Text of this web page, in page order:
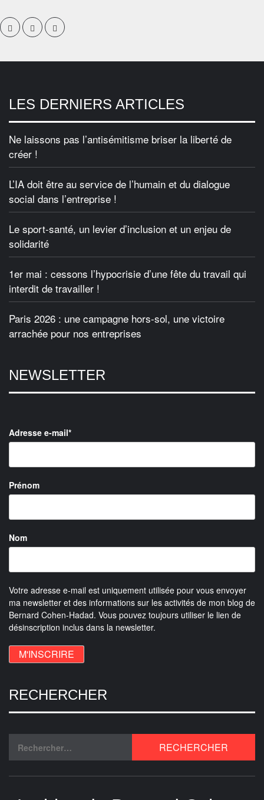
LES DERNIERS ARTICLES
Ne laissons pas l’antisémitisme briser la liberté de
créer !
L’IA doit être au service de l’humain et du dialogue
social dans l’entreprise !
Le sport-santé, un levier d’inclusion et un enjeu de
solidarité
1er mai : cessons l’hypocrisie d’une fête du travail qui
interdit de travailler !
Paris 2026 : une campagne hors-sol, une victoire
arrachée pour nos entreprises
NEWSLETTER
Adresse e-mail*
Prénom
Nom
Votre adresse e-mail est uniquement utilisée pour vous envoyer
ma newsletter et des informations sur les activités de mon blog de
Bernard Cohen-Hadad. Vous pouvez toujours utiliser le lien de
désinscription inclus dans la newsletter.
RECHERCHER